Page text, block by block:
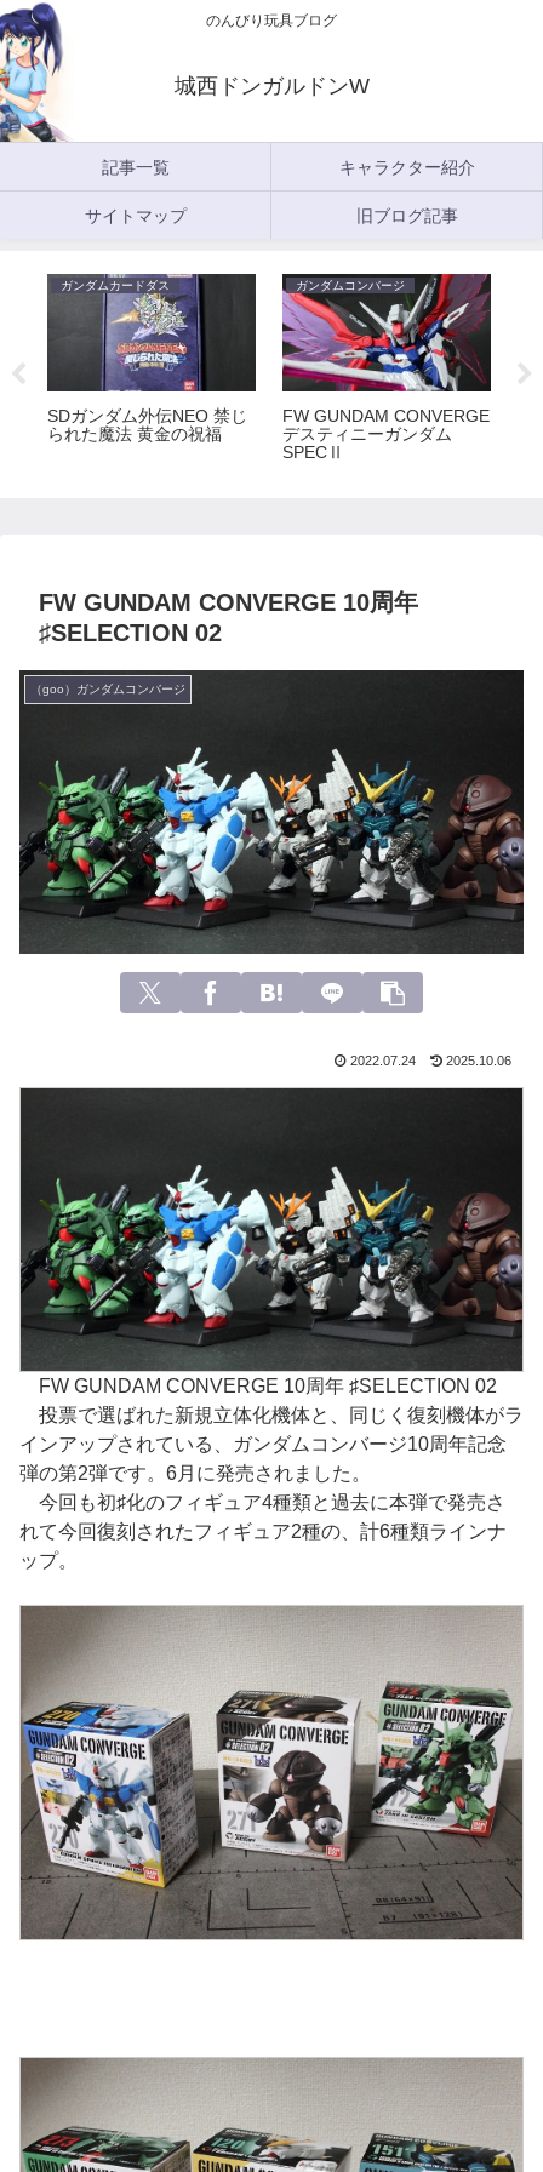
のんびり玩具ブログ
城西ドンガルドンW
記事一覧 キャラクター紹介
サイトマップ 旧ブログ記事
ガンダムカードダス
SDガンダム外伝NEO 禁じ
られた魔法 黄金の祝福
ガンダムコンバージ
FW GUNDAM CONVERGE
デスティニーガンダム
SPECⅡ
FW GUNDAM CONVERGE 10周年
♯SELECTION 02
（goo）ガンダムコンバージ
2022.07.24 2025.10.06
FW GUNDAM CONVERGE 10周年 ♯SELECTION 02
投票で選ばれた新規立体化機体と、同じく復刻機体がラ
インアップされている、ガンダムコンバージ10周年記念
弾の第2弾です。6月に発売されました。
今回も初♯化のフィギュア4種類と過去に本弾で発売さ
れて今回復刻されたフィギュア2種の、計6種類ラインナ
ップ。